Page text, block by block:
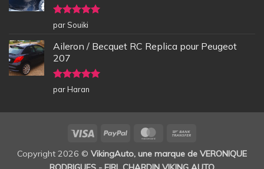
Note5sur
5
par Souiki
Aileron / Becquet RC Replica pour Peugeot
207
Note5sur
5
par Haran
Visa PayPal MasterCard
Copyright 2026 © VikingAuto, une marque de VERONIQUE